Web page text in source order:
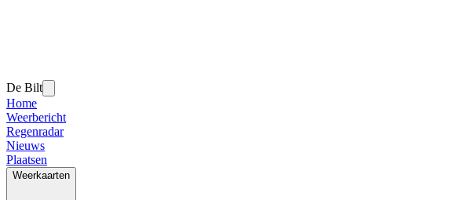
De Bilt
Home
Weerbericht
Regenradar
Nieuws
Plaatsen
Weerkaarten